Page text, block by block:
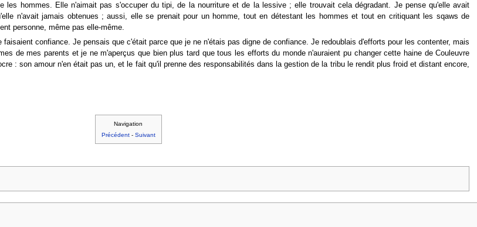
les hommes. Elle n'aimait pas s'occuper du tipi, de la nourriture et de la lessive ; elle trouvait cela dégradant. Je pense qu'elle avait
n'avait jamais obtenues ; aussi, elle se prenait pour un homme, tout en détestant les hommes et tout en critiquant les sqaws de
personne, même pas elle-même.
confiance. Je pensais que c'était parce que je ne n'étais pas digne de confiance. Je redoublais d'efforts pour les contenter, mais
de mes parents et je ne m'aperçus que bien plus tard que tous les efforts du monde n'auraient pu changer cette haine de Couleuvre
: son amour n'en était pas un, et le fait qu'il prenne des responsabilités dans la gestion de la tribu le rendit plus froid et distant encore,
Navigation
Précédent- Suivant